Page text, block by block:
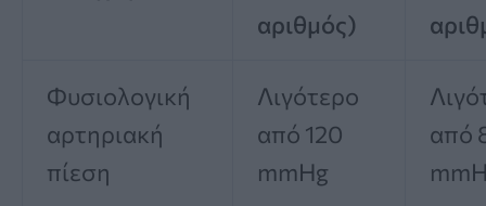
αριθμός)
Φυσιολογική
αρτηριακή
πίεση
Λιγότερο
από 120
mmHg
από